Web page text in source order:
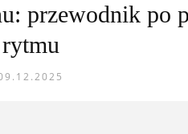
przewodnik po
rytmu